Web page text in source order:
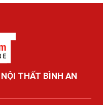
THẤT BÌNH AN